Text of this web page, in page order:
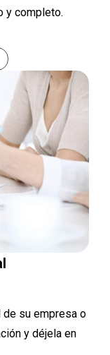
y completo.
su empresa o
y déjela en